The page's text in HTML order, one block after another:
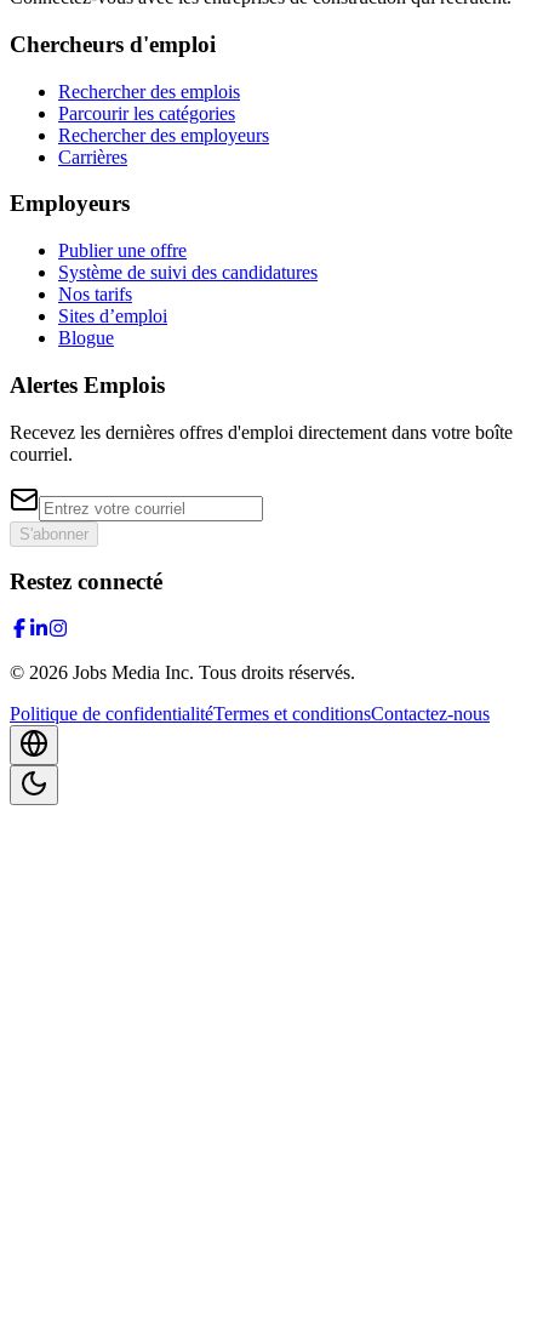
Chercheurs d'emploi
Rechercher des emplois
Parcourir les catégories
Rechercher des employeurs
Carrières
Employeurs
Publier une offre
Système de suivi des candidatures
Nos tarifs
Sites d’emploi
Blogue
Alertes Emplois
Recevez les dernières offres d'emploi directement dans votre boîte
courriel.
S'abonner
Restez connecté
© 2026 Jobs Media Inc. Tous droits réservés.
Politique de confidentialitéTermes et conditionsContactez-nous